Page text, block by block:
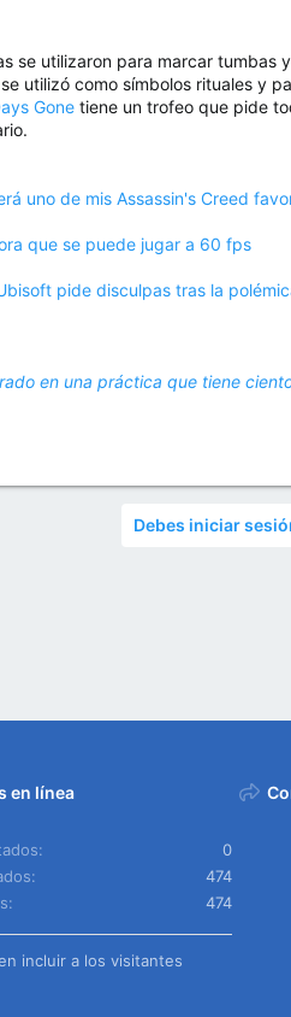
se utilizaron para marcar tumbas
utilizó como símbolos rituales y
Gone tiene un trofeo que pide
uno de mis Assassin's Creed
que se puede jugar a 60 fps
pide disculpas tras la
en una práctica que tiene
Debes iniciar
en línea
0
474
474
incluir a los visitantes